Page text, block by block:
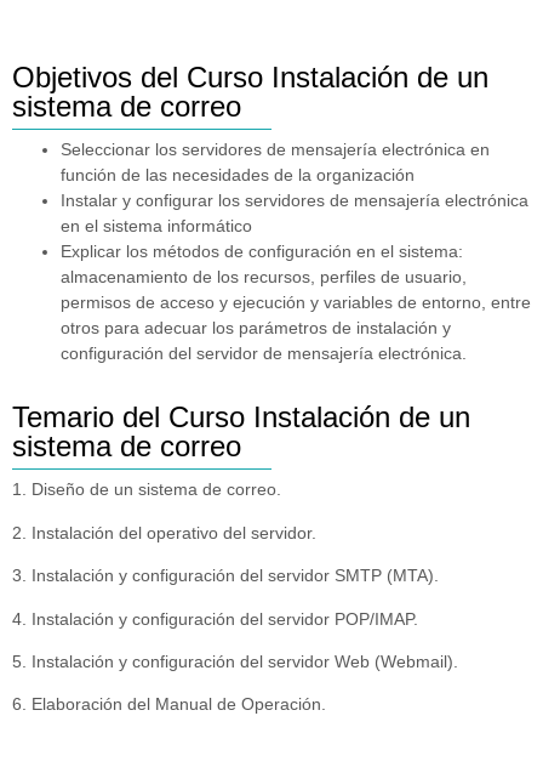
Objetivos del Curso Instalación de un
sistema de correo
Seleccionar los servidores de mensajería electrónica en
función de las necesidades de la organización
Instalar y configurar los servidores de mensajería electrónica
en el sistema informático
Explicar los métodos de configuración en el sistema:
almacenamiento de los recursos, perfiles de usuario,
permisos de acceso y ejecución y variables de entorno, entre
otros para adecuar los parámetros de instalación y
configuración del servidor de mensajería electrónica.
Temario del Curso Instalación de un
sistema de correo
1. Diseño de un sistema de correo.
2. Instalación del operativo del servidor.
3. Instalación y configuración del servidor SMTP (MTA).
4. Instalación y configuración del servidor POP/IMAP.
5. Instalación y configuración del servidor Web (Webmail).
6. Elaboración del Manual de Operación.